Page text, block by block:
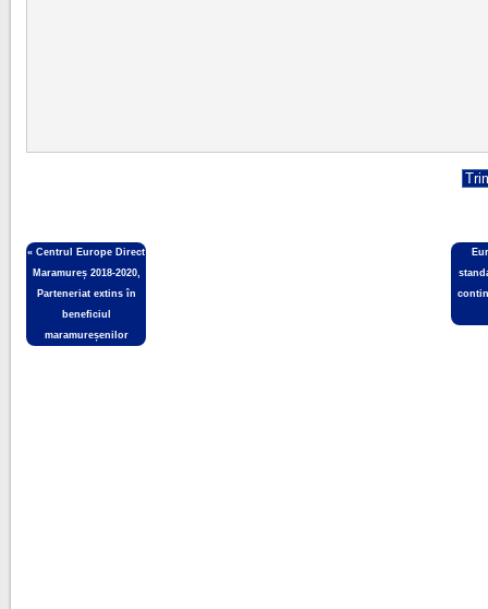
«Centrul Europe Direct
Maramureș 2018-2020,
Parteneriat extins în
beneficiul
maramureșenilor